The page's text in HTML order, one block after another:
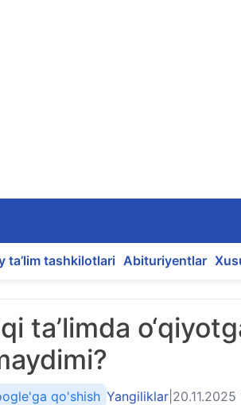
ta’lim tashkilotlari Abituriyentlar
ta’limda
qo'shish Yangiliklar 20.11.2025